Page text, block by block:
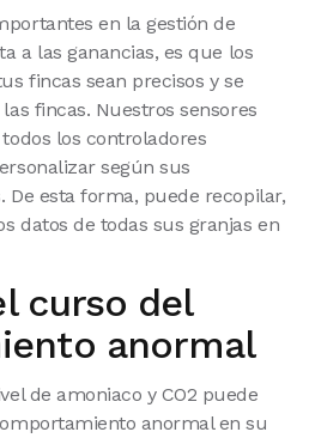
en la gestión de
a las ganancias, es que los
fincas sean precisos y se
fincas. Nuestros sensores
los controladores
según sus
De esta forma, puede recopilar,
datos de todas sus granjas en
curso del
anormal
de amoniaco y CO2 puede
anormal en su